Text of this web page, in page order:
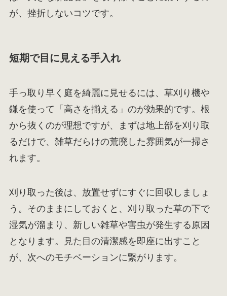
が、挫折しないコツです。
短期で目に見える手入れ
手っ取り早く庭を綺麗に見せるには、草刈り機や
鎌を使って「高さを揃える」のが効果的です。根
から抜くのが理想ですが、まずは地上部を刈り取
るだけで、雑草だらけの荒廃した雰囲気が一掃さ
れます。
刈り取った後は、放置せずにすぐに回収しましょ
う。そのままにしておくと、刈り取った草の下で
湿気が溜まり、新しい雑草や害虫が発生する原因
となります。見た目の清潔感を即座に出すこと
が、次へのモチベーションに繋がります。